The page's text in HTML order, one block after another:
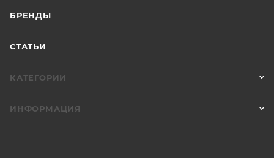
БРЕНДЫ
СТАТЬИ
КАТЕГОРИИ
ИНФОРМАЦИЯ